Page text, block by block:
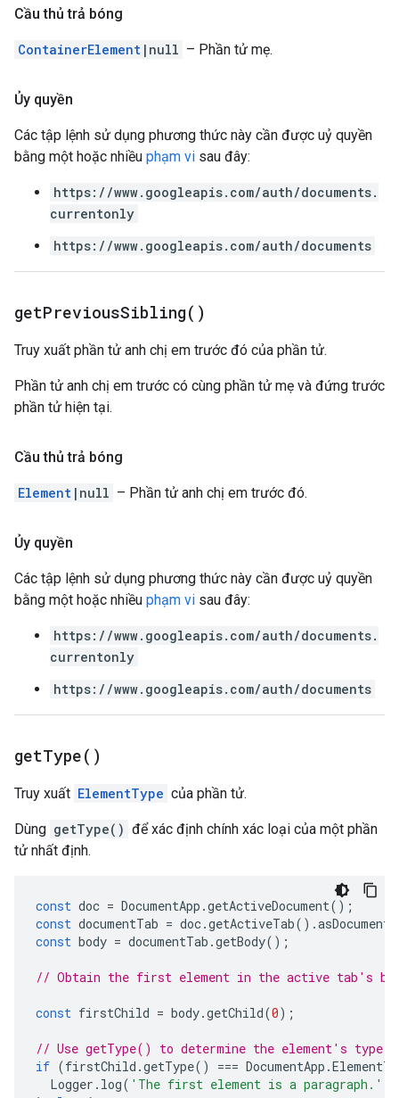
Cầu thủ trả bóng
ContainerElement |null – Phần tử mẹ.
Ủy quyền
Các tập lệnh sử dụng phương thức này cần được uỷ quyền
bằng một hoặc nhiều phạm vi sau đây:
https://www.googleapis.com/auth/documents.
currentonly
https://www.googleapis.com/auth/documents
getPreviousSibling( )
Truy xuất phần tử anh chị em trước đó của phần tử.
Phần tử anh chị em trước có cùng phần tử mẹ và đứng trước
phần tử hiện tại.
Cầu thủ trả bóng
Element |null – Phần tử anh chị em trước đó.
Ủy quyền
Các tập lệnh sử dụng phương thức này cần được uỷ quyền
bằng một hoặc nhiều phạm vi sau đây:
https://www.googleapis.com/auth/documents.
currentonly
https://www.googleapis.com/auth/documents
getType( )
Truy xuất ElementType của phần tử.
Dùng getType() để xác định chính xác loại của một phần
tử nhất định.
const doc = DocumentApp .getActiveDocument();
const documentTab = doc.getActiveTab().
const body = documentTab .getBody();
// Obtain the first element in the active tab's
const firstChild = body.getChild(0);
// Use getType() to determine the element's type.
if (firstChild .getType() === DocumentApp .
Logger . log( 'The first element is a paragraph.'